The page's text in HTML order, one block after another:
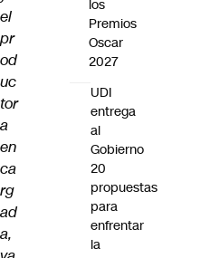
el
pr
od
uc
tor
a
en
ca
rg
ad
a,
los
Premios
Oscar
2027
UDI
entrega
al
Gobierno
20
propuestas
para
enfrentar
la